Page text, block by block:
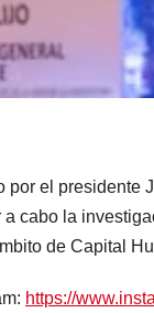
por el presidente
cabo la
de Capital
https://